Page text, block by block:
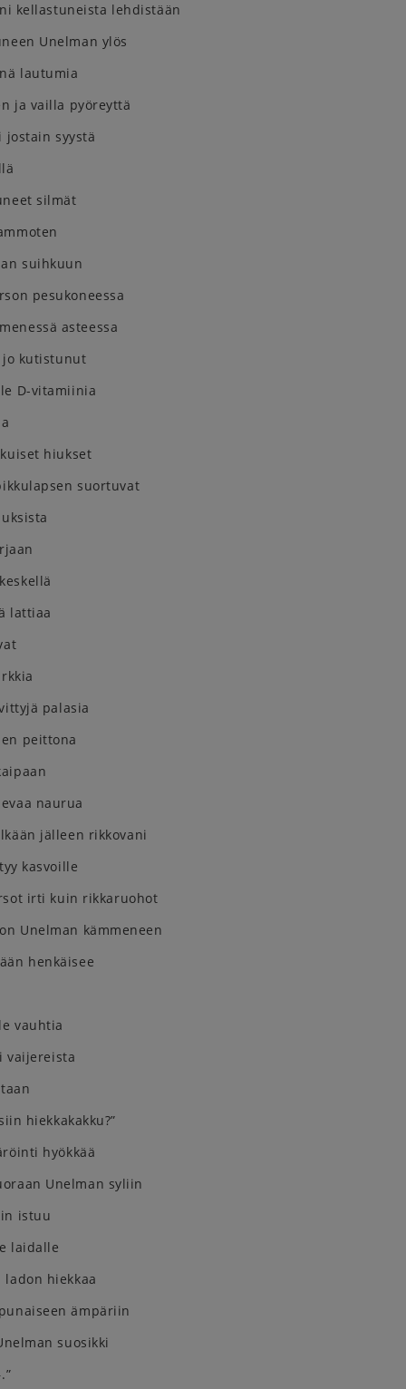
kellastuneista lehdistään
Unelman ylös
lautumia
ja vailla pyöreyttä
jostain syystä
silmät
suihkuun
pesukoneessa
asteessa
jo kutistunut
D-vitamiinia
hiukset
suortuvat
lattiaa
palasia
peittona
naurua
jälleen rikkovani
kasvoille
irti kuin rikkaruohot
Unelman kämmeneen
henkäisee
vauhtia
vaijereista
hiekkakakku?”
hyökkää
Unelman syliin
istuu
laidalle
ladon hiekkaa
ämpäriin
suosikki